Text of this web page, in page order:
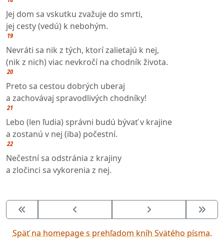
Jej dom sa vskutku zvažuje do smrti,
jej cesty (vedú) k nebohým.
19
Nevráti sa nik z tých, ktorí zalietajú k nej,
(nik z nich) viac nevkročí na chodník života.
20
Preto sa cestou dobrých uberaj
a zachovávaj spravodlivých chodníky!
21
Lebo (len ľudia) správni budú bývať v krajine
a zostanú v nej (iba) počestní.
22
Nečestní sa odstránia z krajiny
a zločinci sa vykorenia z nej.
Späť na homepage s prehľadom kníh Svätého písma.